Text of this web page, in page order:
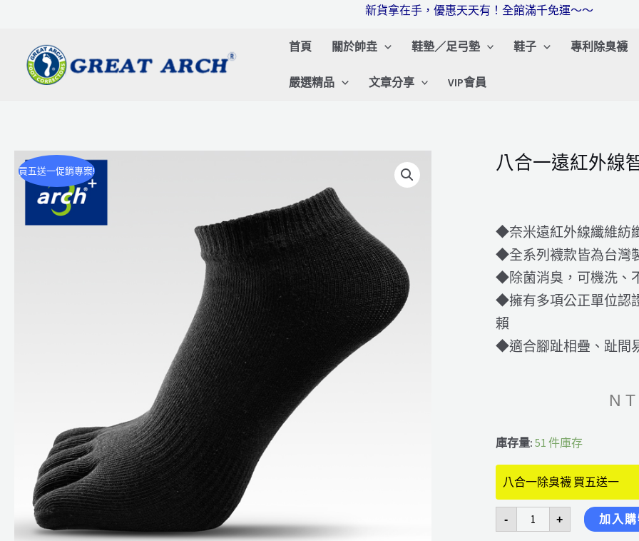
新貨拿在手，優惠天天有！全館滿千免運～～
首頁 關於帥垚 鞋墊／足弓墊 鞋子 專利除臭襪
嚴選精品 文章分享 VIP會員
買五送一促銷專案! 八合一遠紅外線
◆奈米遠紅外線纖維紡
◆全系列襪款皆為台灣
◆除菌消臭，可機洗、
◆擁有多項公正單位認
賴
◆適合腳趾相疊、趾間
庫存量: 51 件庫存
八合一除臭襪 買五送一
-
八
合
紅
線
能
+ 加入